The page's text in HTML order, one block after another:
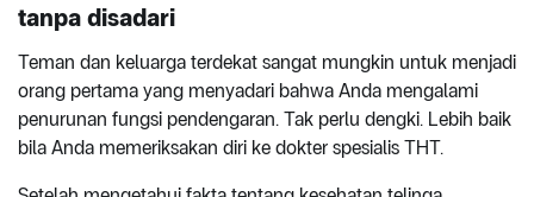
tanpa disadari
Teman dan keluarga terdekat sangat mungkin untuk menjadi
orang pertama yang menyadari bahwa Anda mengalami
penurunan fungsi pendengaran. Tak perlu dengki. Lebih baik
bila Anda memeriksakan diri ke dokter spesialis THT.